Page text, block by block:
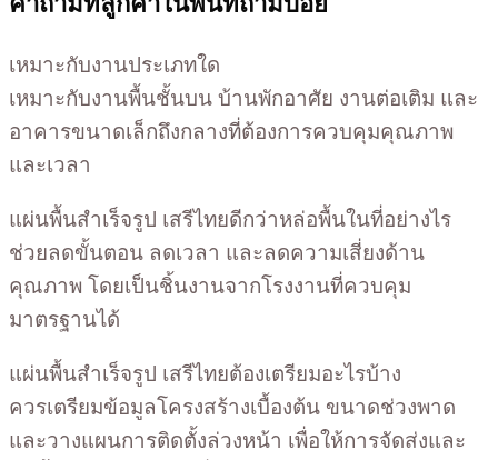
เหมาะกับงานประเภทใด
เหมาะกับงานพื้นชั้นบน บ้านพักอาศัย งานต่อเติม และ
อาคารขนาดเล็กถึงกลางที่ต้องการควบคุมคุณภาพ
และเวลา
แผ่นพื้นสำเร็จรูป เสรีไทยดีกว่าหล่อพื้นในที่อย่างไร
ช่วยลดขั้นตอน ลดเวลา และลดความเสี่ยงด้าน
คุณภาพ โดยเป็นชิ้นงานจากโรงงานที่ควบคุม
มาตรฐานได้
แผ่นพื้นสำเร็จรูป เสรีไทยต้องเตรียมอะไรบ้าง
ควรเตรียมข้อมูลโครงสร้างเบื้องต้น ขนาดช่วงพาด
และวางแผนการติดตั้งล่วงหน้า เพื่อให้การจัดส่งและ